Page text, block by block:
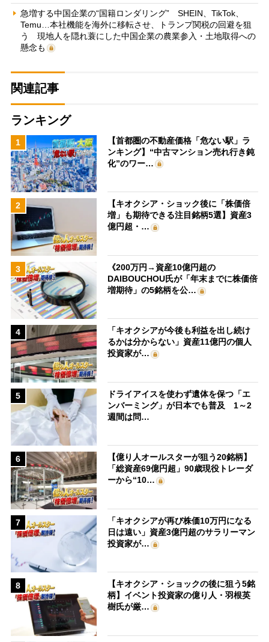
急増する中国企業の“国籍ロンダリング” SHEIN、TikTok、
Temu…本社機能を海外に移転させ、トランプ関税の回避を狙
う 現地人を隠れ蓑にした中国企業の農業参入・土地取得への
懸念も
関連記事
ランキング
1
【首都圏の不動産価格「危ない駅」ラ
ンキング】“中古マンション売れ行き鈍
化”のワー…
2
【キオクシア・ショック後に「株価倍
増」も期待できる注目銘柄5選】資産3
億円超・…
3
《200万円→資産10億円超の
DAIBOUCHOU氏が「年末までに株価倍
増期待」の5銘柄を公…
4
「キオクシアが今後も利益を出し続け
るかは分からない」資産11億円の個人
投資家が…
5
ドライアイスを使わず遺体を保つ「エ
ンバーミング」が日本でも普及 1～2
週間は問…
6
【億り人オールスターが狙う20銘柄】
「総資産69億円超」90歳現役トレーダ
ーから“10…
7
「キオクシアが再び株価10万円になる
日は遠い」資産3億円超のサラリーマン
投資家が…
8
【キオクシア・ショックの後に狙う5銘
柄】イベント投資家の億り人・羽根英
樹氏が厳…